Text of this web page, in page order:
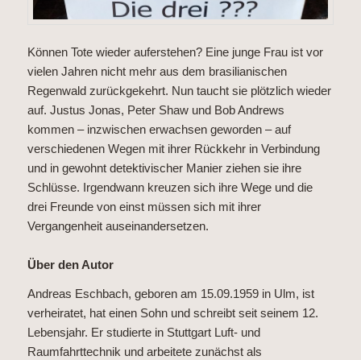
Können Tote wieder auferstehen? Eine junge Frau ist vor
vielen Jahren nicht mehr aus dem brasilianischen
Regenwald zurückgekehrt. Nun taucht sie plötzlich wieder
auf. Justus Jonas, Peter Shaw und Bob Andrews
kommen – inzwischen erwachsen geworden – auf
verschiedenen Wegen mit ihrer Rückkehr in Verbindung
und in gewohnt detektivischer Manier ziehen sie ihre
Schlüsse. Irgendwann kreuzen sich ihre Wege und die
drei Freunde von einst müssen sich mit ihrer
Vergangenheit auseinandersetzen.
Über den Autor
Andreas Eschbach, geboren am 15.09.1959 in Ulm, ist
verheiratet, hat einen Sohn und schreibt seit seinem 12.
Lebensjahr. Er studierte in Stuttgart Luft- und
Raumfahrttechnik und arbeitete zunächst als